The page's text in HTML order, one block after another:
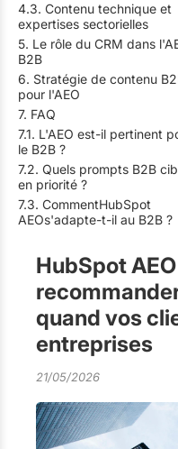
4.3. Contenu technique et
expertises sectorielles
5. Le rôle du CRM dans
B2B
6. Stratégie de contenu
pour l'AEO
7. FAQ
7.1. L'AEO est-il pertinent
le B2B ?
7.2. Quels prompts B2B
en priorité ?
7.3. CommentHubSpot
AEOs'adapte-t-il au B2B ?
HubSpot
quand vos
entreprises
21/05/2026